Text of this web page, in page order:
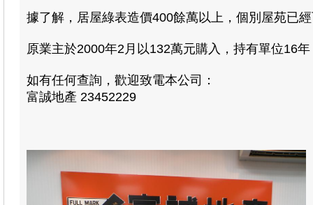
據了解，居屋綠表造價400餘萬以上，個別屋苑已
原業主於2000年2月以132萬元購入，持有單位16
如有任何查詢，歡迎致電本公司：
富誠地產 23452229